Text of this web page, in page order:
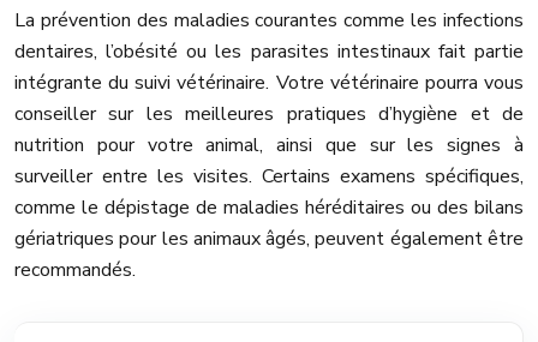
La prévention des maladies courantes comme les infections
dentaires, l’obésité ou les parasites intestinaux fait partie
intégrante du suivi vétérinaire. Votre vétérinaire pourra vous
conseiller sur les meilleures pratiques d’hygiène et de
nutrition pour votre animal, ainsi que sur les signes à
surveiller entre les visites. Certains examens spécifiques,
comme le dépistage de maladies héréditaires ou des bilans
gériatriques pour les animaux âgés, peuvent également être
recommandés.